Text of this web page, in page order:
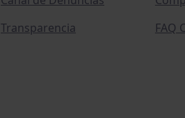
Transparencia
FAQ